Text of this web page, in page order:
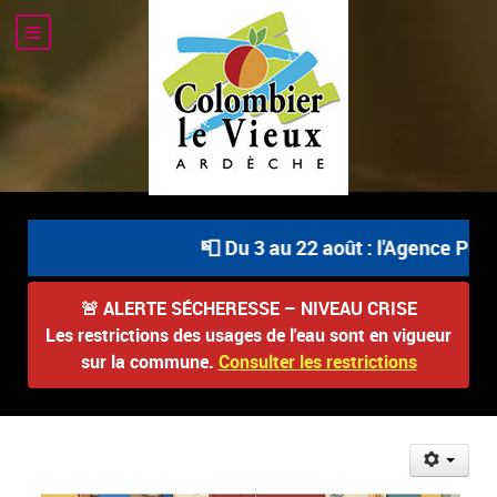
📮 Du 3 au 22 août : l'Agence
🚨 ALERTE SÉCHERESSE – NIVEAU CRISE
Les restrictions des usages de l'eau sont en vigueur
sur la commune. Consulter les restrictions